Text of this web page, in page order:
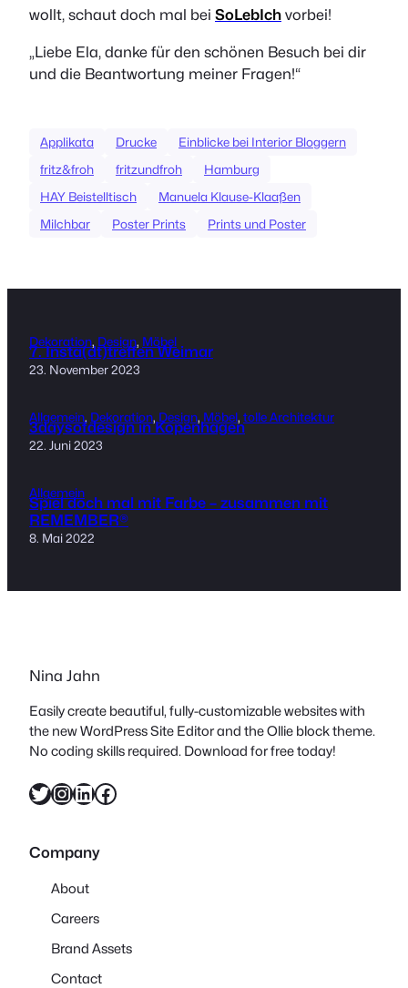
wollt, schaut doch mal bei SoLebIch vorbei!
„Liebe Ela, danke für den schönen Besuch bei dir
und die Beantwortung meiner Fragen!“
Applikata Drucke
Einblicke bei Interior Bloggern
fritz&froh
fritzundfroh
Hamburg
HAY Beistelltisch
Manuela Klause-Klaaßen
Milchbar
Poster Prints Prints und Poster
Dekoration, Design, Möbel
7. Insta(dt)treffen Weimar
23. November 2023
Allgemein, Dekoration, Design, Möbel, tolle Architektur
3daysofdesign in Kopenhagen
22. Juni 2023
Allgemein
Spiel doch mal mit Farbe – zusammen mit
REMEMBER®
8. Mai 2022
Nina Jahn
Easily create beautiful, fully-customizable websites with
the new WordPress Site Editor and the Ollie block theme.
No coding skills required. Download for free today!
Twitter InstagramLinkedIn Facebook
Company
About
Careers
Brand Assets
Contact